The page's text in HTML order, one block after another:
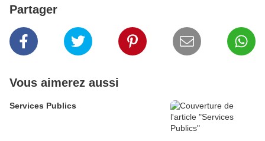
Partager
Vous aimerez aussi
Services Publics